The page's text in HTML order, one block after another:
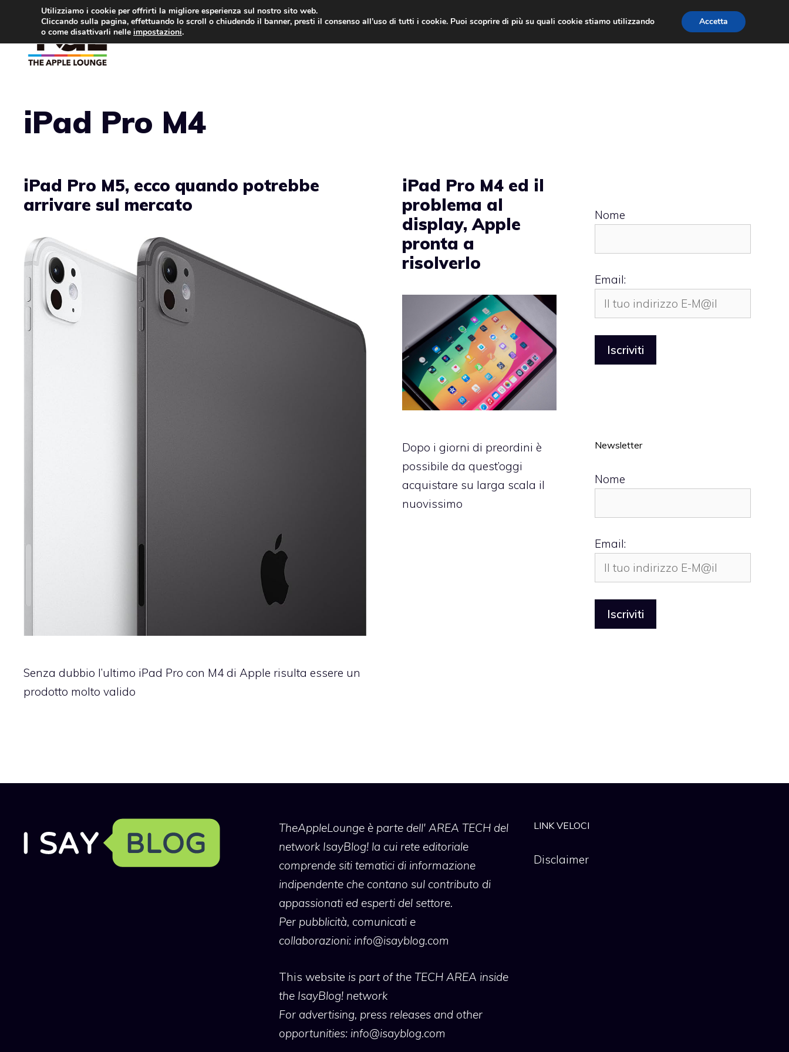
contenuto
iPad Pro M4
iPad Pro M5, ecco quando potrebbe
arrivare sul mercato
Senza dubbio l’ultimo iPad Pro con M4 di Apple risulta essere un
prodotto molto valido
iPad Pro M4 ed il
problema al
display, Apple
pronta a
risolverlo
Dopo i giorni di preordini è
possibile da quest’oggi
acquistare su larga scala il
nuovissimo
Nome
Email:
Newsletter
Nome
Email:
TheAppleLoungeè parte dell' AREA TECH del
network IsayBlog! la cui rete editoriale
comprende siti tematici di informazione
indipendente che contano sul contributo di
appassionati ed esperti del settore.
Per pubblicità, comunicati e
collaborazioni: info@isayblog.com
This website is part of the TECH AREA inside
the IsayBlog! network
For advertising, press releases and other
opportunities: info@isayblog.com
LINK VELOCI
Disclaimer
Utilizziamo i cookie per offrirti la migliore esperienza sul nostro sito web.
Cliccando sulla pagina, effettuando lo scroll o chiudendo il banner, presti il consenso all’uso di tutti i cookie. Puoi scoprire di più su quali cookie stiamo utilizzando
o come disattivarli nelle impostazioni.
Accetta